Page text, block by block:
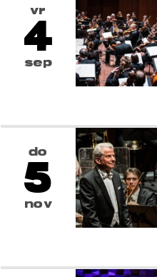
vr
4
sep
do
5
nov